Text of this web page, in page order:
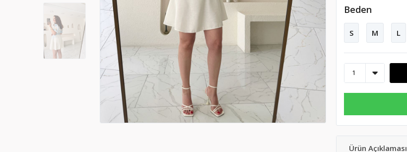
Beden
S M L
Ürün Açıklaması